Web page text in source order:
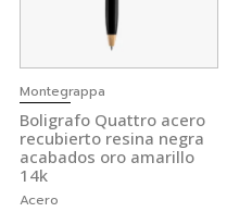
Montegrappa
Boligrafo Quattro acero
recubierto resina negra
acabados oro amarillo
14k
Acero